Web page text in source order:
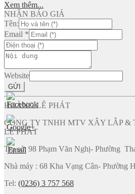
Xem thêm...
NHẬN BÁO GIÁ
Tên:
Email *
Website
GỬI
HOÀNG LÊ PHÁT
CÔNG TY TNHH MTV XÂY LẮP &
LÊ PHÁT
Trụ sở: 98 Phạm Văn Nghị- Phường
Nhà máy : 68 Kha Vạng Cân- Phường
Tel: (0236) 3 757 568